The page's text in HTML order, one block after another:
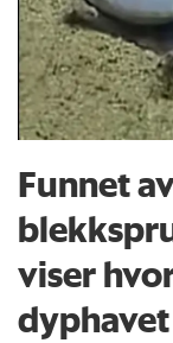
Funnet
viser
dyphavet